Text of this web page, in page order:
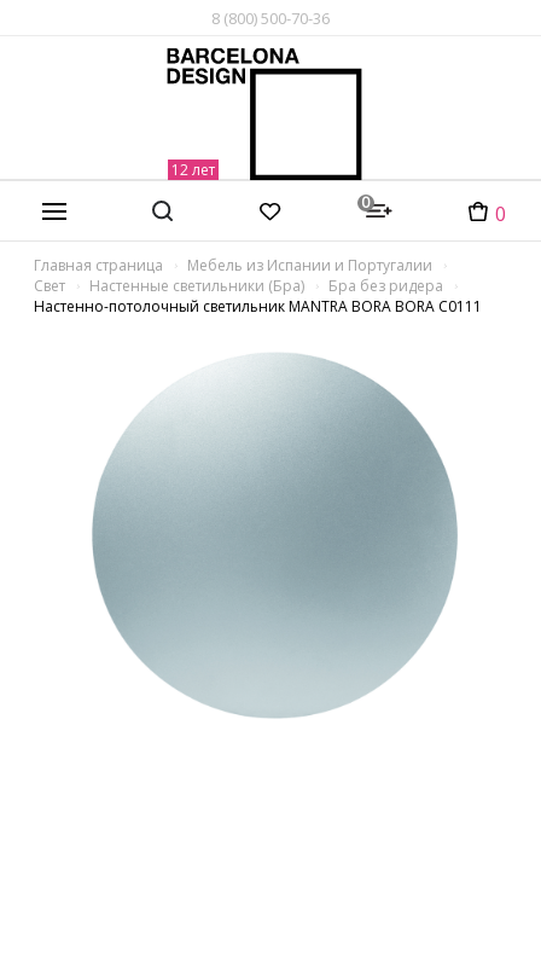
8 (800) 500-70-36
0 0
Главная страница
Мебель из Испании и Португалии
Свет
Настенные светильники (Бра)
Бра без ридера
Настенно-потолочный светильник MANTRA BORA BORA C0111